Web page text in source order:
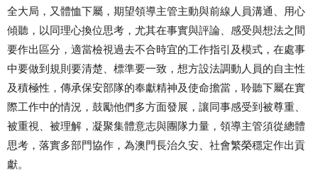
全大局，又體恤下屬，期望領導主管主動與前線人員溝通、用心
傾聽，以同理心換位思考，尤其在事實與評論、感受與想法之間
要作出區分，適當檢視過去不合時宜的工作指引及模式，在處事
中要做到規則要清楚、標準要一致，想方設法調動人員的自主性
及積極性，傳承保安部隊的奉獻精神及使命擔當，聆聽下屬在實
際工作中的情況，鼓勵他們多方面發展，讓同事感受到被尊重、
被重視、被理解，凝聚集體意志與團隊力量，領導主管須從總體
思考，落實多部門協作，為澳門長治久安、社會繁榮穩定作出貢
獻。